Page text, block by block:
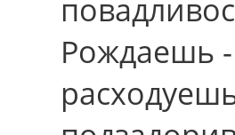
Рождаешь -